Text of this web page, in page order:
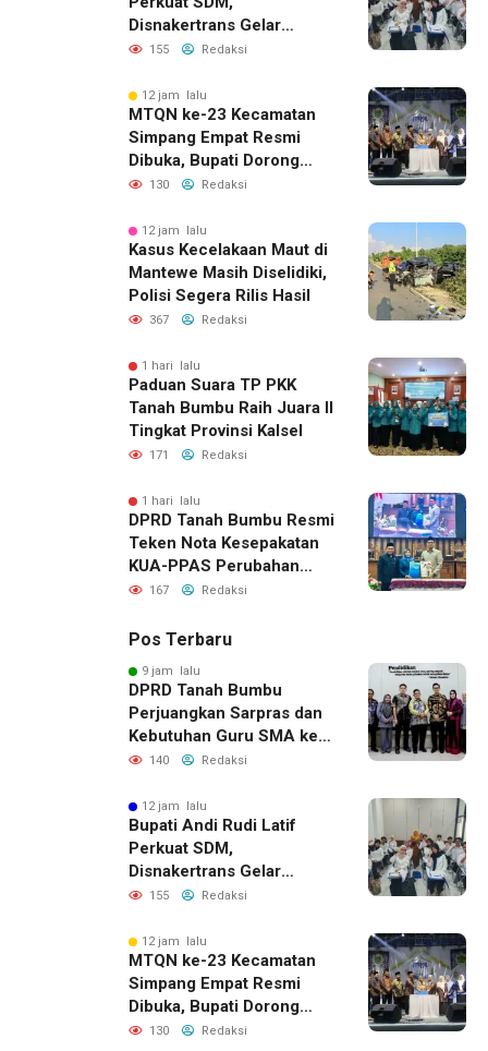
Disnakertrans Gelar
Pelatihan Desain Grafis
155 Redaksi
12 jam lalu
MTQN ke-23 Kecamatan
Simpang Empat Resmi
Dibuka, Bupati Dorong
Lahirnya Generasi Qur’ani
130 Redaksi
12 jam lalu
Kasus Kecelakaan Maut di
Mantewe Masih Diselidiki,
Polisi Segera Rilis Hasil
367 Redaksi
1 hari lalu
Paduan Suara TP PKK
Tanah Bumbu Raih Juara II
Tingkat Provinsi Kalsel
171 Redaksi
1 hari lalu
DPRD Tanah Bumbu Resmi
Teken Nota Kesepakatan
KUA-PPAS Perubahan
APBD 2026
167 Redaksi
Pos Terbaru
9 jam lalu
DPRD Tanah Bumbu
Perjuangkan Sarpras dan
Kebutuhan Guru SMA ke
Pemprov Kalsel
140 Redaksi
12 jam lalu
Bupati Andi Rudi Latif
Perkuat SDM,
Disnakertrans Gelar
Pelatihan Desain Grafis
155 Redaksi
12 jam lalu
MTQN ke-23 Kecamatan
Simpang Empat Resmi
Dibuka, Bupati Dorong
Lahirnya Generasi Qur’ani
130 Redaksi